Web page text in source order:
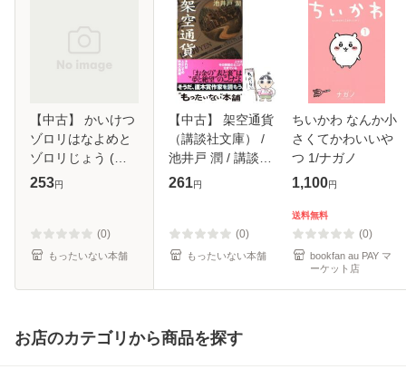
【中古】 かいけつ
ゾロリはなよめと
ゾロリじょう (か
いけつゾロリシリ
本]【メール便送料
無料】
253円
(0)
もったいない本舗
【中古】 架空通貨
（講談社文庫） /
池井戸 潤 / 講談社
[文庫]【メール便送
261円
(0)
もったいない本舗
ちいかわ なんか小
さくてかわいいや
つ 1/ナガノ
1,100円
送料無料
(0)
bookfan au PAY マ
ーケット店
お店のカテゴリから商品を探す